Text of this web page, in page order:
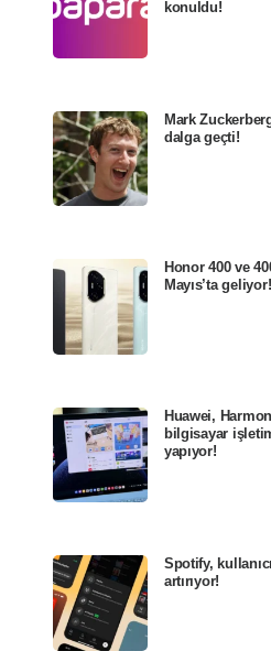
konuldu!
Mark
dalga geçti!
Honor 400 ve
Mayıs’ta geliyor!
Huawei,
bilgisayar
yapıyor!
Spotify,
artırıyor!